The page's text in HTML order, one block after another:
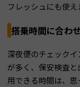
フレッシュにも使え
搭乗時間に合わ
深夜便のチェック
が多く、保安検査
用できる時間は、思